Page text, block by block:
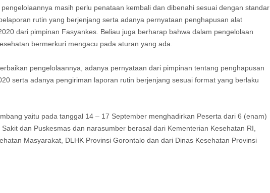
masih perlu penataan kembali dan dibenahi sesuai dengan standar
rutin yang berjenjang serta adanya pernyataan penghapusan alat
dari pimpinan Fasyankes. Beliau juga berharap bahwa dalam pengelolaan
bermerkuri mengacu pada aturan yang ada.
pengelolaannya, adanya pernyataan dari pimpinan tentang penghapusan
serta adanya pengiriman laporan rutin berjenjang sesuai format yang berlaku
yaitu pada tanggal 14 – 17 September menghadirkan Peserta dari 6 (enam)
dan Puskesmas dan narasumber berasal dari Kementerian Kesehatan RI,
Masyarakat, DLHK Provinsi Gorontalo dan dari Dinas Kesehatan Provinsi